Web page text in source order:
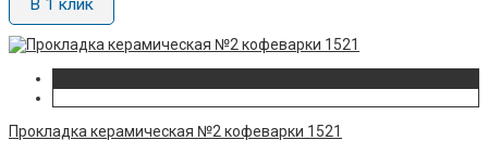
В 1 клик
Прокладка керамическая №2 кофеварки 1521